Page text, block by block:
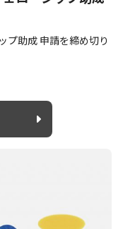
プ助成 申請を締め切り